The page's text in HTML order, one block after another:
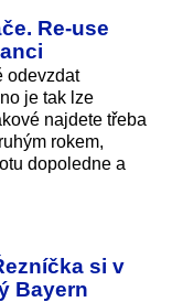
Re-use
odevzdat
je tak lze
najdete třeba
rokem,
dopoledne a
si v
Bayern